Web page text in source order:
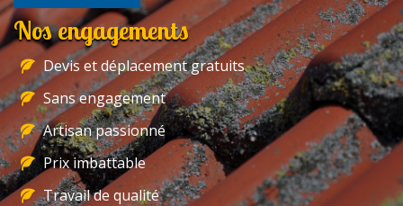
Nos engagements
Devis et déplacement gratuits
Sans engagement
Artisan passionné
Prix imbattable
Travail de qualité